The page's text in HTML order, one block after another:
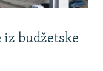
budžetske